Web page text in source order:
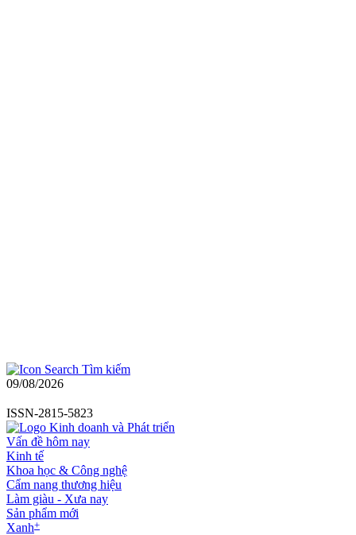
Tìm kiếm
09/08/2026
ISSN-2815-5823
Vấn đề hôm nay
Kinh tế
Khoa học & Công nghệ
Cẩm nang thương hiệu
Làm giàu - Xưa nay
Sản phẩm mới
Xanh+